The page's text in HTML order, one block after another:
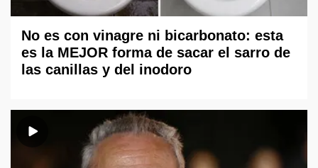
No es con vinagre ni bicarbonato: esta
es la MEJOR forma de sacar el sarro de
las canillas y del inodoro